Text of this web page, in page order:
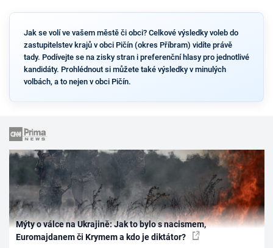
Jak se volí ve vašem městě či obci? Celkové výsledky voleb do
zastupitelstev krajů v obci Pičín (okres Příbram) vidíte právě
tady. Podívejte se na zisky stran i preferenční hlasy pro jednotlivé
kandidáty. Prohlédnout si můžete také výsledky v minulých
volbách, a to nejen v obci Pičín.
Mýty o válce na Ukrajině: Jak to bylo s nacismem,
Euromajdanem či Krymem a kdo je diktátor?